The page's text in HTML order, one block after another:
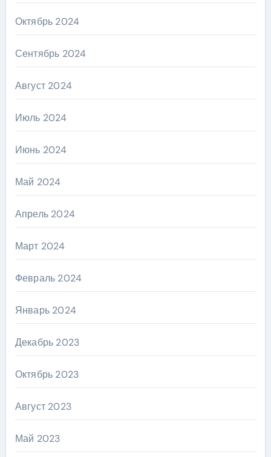
Октябрь 2024
Сентябрь 2024
Август 2024
Июль 2024
Июнь 2024
Май 2024
Апрель 2024
Март 2024
Февраль 2024
Январь 2024
Декабрь 2023
Октябрь 2023
Август 2023
Май 2023